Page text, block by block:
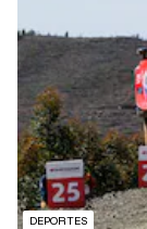
DEPORTES